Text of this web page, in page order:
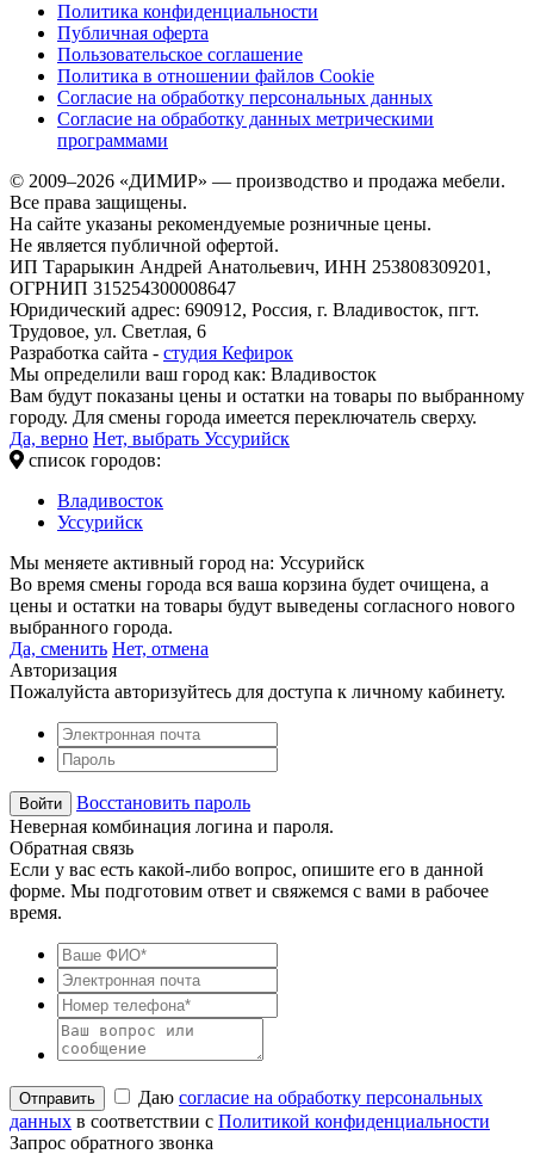
Политика конфиденциальности
Публичная оферта
Пользовательское соглашение
Политика в отношении файлов Cookie
Согласие на обработку персональных данных
Согласие на обработку данных метрическими
программами
© 2009–2026 «ДИМИР» — производство и продажа мебели.
Все права защищены.
На сайте указаны рекомендуемые розничные цены.
Не является публичной офертой.
ИП Тарарыкин Андрей Анатольевич, ИНН 253808309201,
ОГРНИП 315254300008647
Юридический адрес: 690912, Россия, г. Владивосток, пгт.
Трудовое, ул. Светлая, 6
Разработка сайта - студия Кефирок
Мы определили ваш город как: Владивосток
Вам будут показаны цены и остатки на товары по выбранному
городу. Для смены города имеется переключатель сверху.
Да, верно Нет, выбрать Уссурийск
список городов:
Владивосток
Уссурийск
Мы меняете активный город на: Уссурийск
Во время смены города вся ваша корзина будет очищена, а
цены и остатки на товары будут выведены согласного нового
выбранного города.
Да, сменить Нет, отмена
Авторизация
Пожалуйста авторизуйтесь для доступа к личному кабинету.
Восстановить пароль
Неверная комбинация логина и пароля.
Обратная связь
Если у вас есть какой-либо вопрос, опишите его в данной
форме. Мы подготовим ответ и свяжемся с вами в рабочее
время.
Даю согласие на обработку персональных
данных в соответствии с Политикой конфиденциальности
Запрос обратного звонка